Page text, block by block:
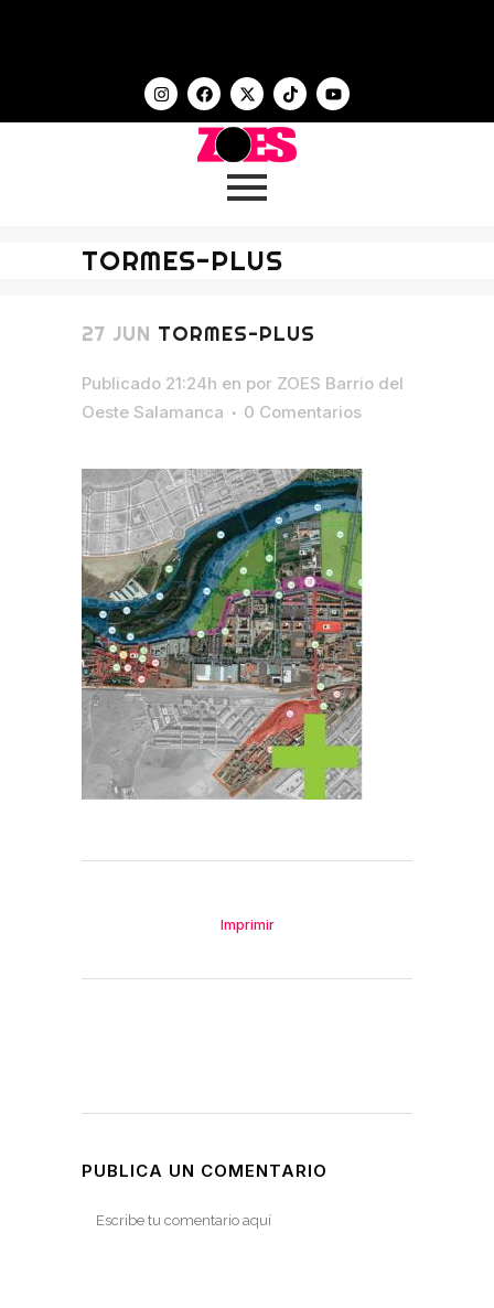
TORMES-PLUS
27 JUN TORMES-PLUS
Publicado 21:24h en por ZOES Barrio del
Oeste Salamanca
0 Comentarios
Imprimir
PUBLICA UN COMENTARIO